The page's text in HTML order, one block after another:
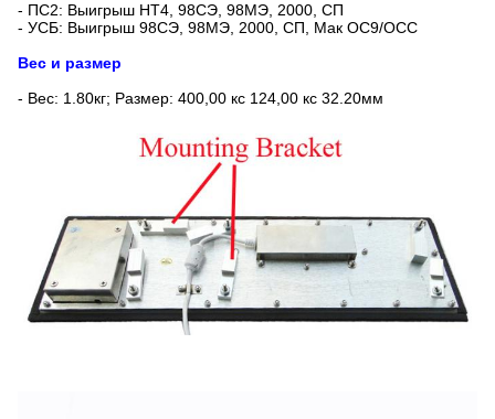
- ПС2: Выигрыш НТ4, 98СЭ, 98МЭ, 2000, СП
- УСБ: Выигрыш 98СЭ, 98МЭ, 2000, СП, Мак ОС9/ОСС
Вес и размер
- Вес: 1.80кг; Размер: 400,00 кс 124,00 кс 32.20мм